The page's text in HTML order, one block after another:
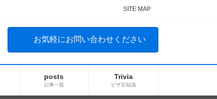
SITE MAP
お気軽にお問い合わせください
posts
記事一覧
Trivia
ビザ豆知識